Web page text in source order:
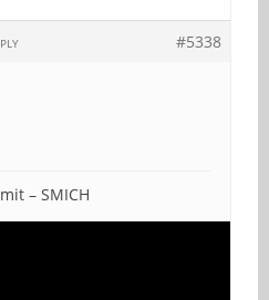
#5338
– SMICH